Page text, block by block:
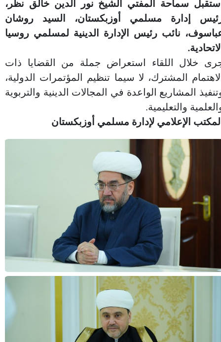
سماحة المفتي الشيخ نور الدين خالق نظر،
إدارة مسلمي أوزبكستان، السيد روشان
نائب رئيس الإدارة الدينية لمسلمي روسيا
خلال اللقاء استعراض جملة من القضايا ذات
المشترك، لا سيما تنظيم المؤتمرات الدولية،
المشاريع الواعدة في المجالات الدينية والتربوية
والتعليمية.
الإعلامي لإدارة مسلمي أوزبكستان